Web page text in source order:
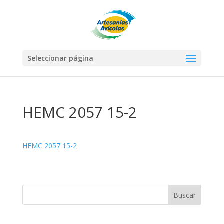
Seleccionar página
HEMC 2057 15-2
HEMC 2057 15-2